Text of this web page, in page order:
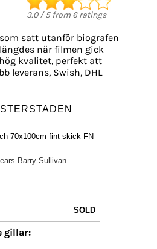
3.0/5from 6ratings
satt utanför biografen
när filmen gick
kvalitet, perfekt att
leverans, Swish, DHL
70x100cm fint skick FN
Barry Sullivan
SOLD
gillar: